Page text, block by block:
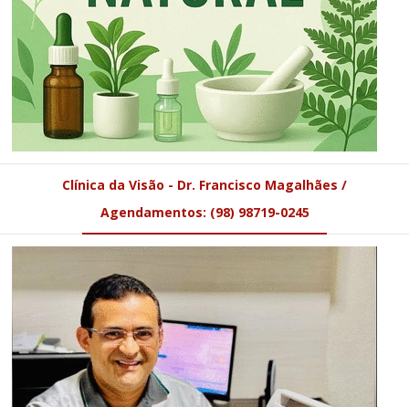
Clínica da Visão - Dr. Francisco Magalhães /
Agendamentos: (98) 98719-0245